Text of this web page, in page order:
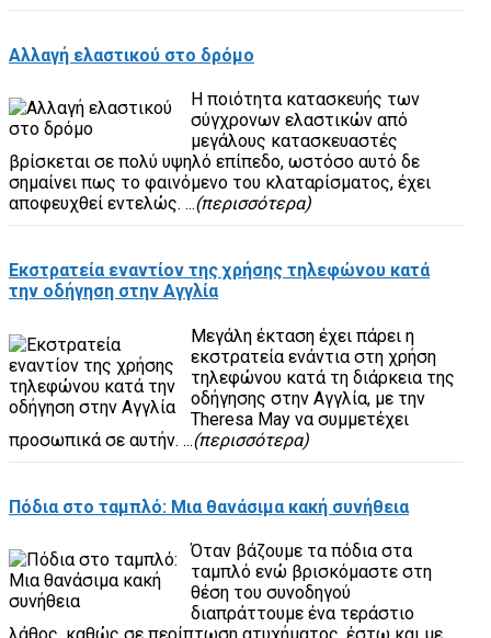
Αλλαγή ελαστικού στο δρόμο
Η ποιότητα κατασκευής των
σύγχρονων ελαστικών από
μεγάλους κατασκευαστές
βρίσκεται σε πολύ υψηλό επίπεδο, ωστόσο αυτό δε
σημαίνει πως το φαινόμενο του κλαταρίσματος, έχει
αποφευχθεί εντελώς. ...(περισσότερα)
Εκστρατεία εναντίον της χρήσης τηλεφώνου κατά
την οδήγηση στην Αγγλία
Μεγάλη έκταση έχει πάρει η
εκστρατεία ενάντια στη χρήση
τηλεφώνου κατά τη διάρκεια της
οδήγησης στην Αγγλία, με την
Theresa May να συμμετέχει
προσωπικά σε αυτήν. ...(περισσότερα)
Πόδια στο ταμπλό: Μια θανάσιμα κακή συνήθεια
Όταν βάζουμε τα πόδια στα
ταμπλό ενώ βρισκόμαστε στη
θέση του συνοδηγού
διαπράττουμε ένα τεράστιο